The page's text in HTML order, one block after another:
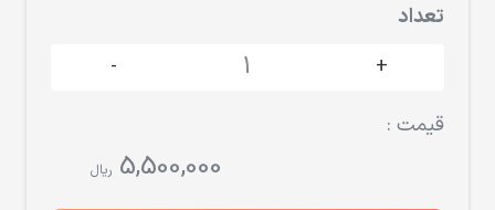
تعداد
+
-
قیمت :
5,500,000 ریال